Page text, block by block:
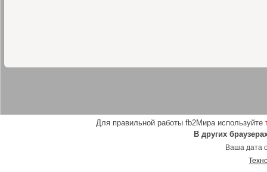
Для правильной работы fb2Мира используйте
В других
Ваша дата